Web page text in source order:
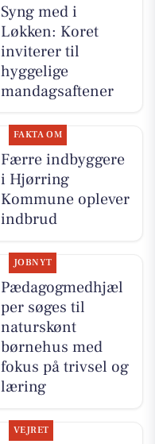
Syng med i
Løkken: Koret
inviterer til
hyggelige
mandagsaftener
FAKTA OM
Færre indbyggere
i Hjørring
Kommune oplever
indbrud
JOBNYT
Pædagogmedhjæl
per søges til
naturskønt
børnehus med
fokus på trivsel og
læring
VEJRET